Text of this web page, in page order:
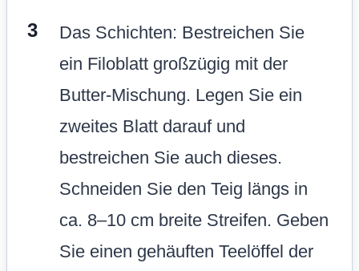
Das Schichten: Bestreichen Sie
ein Filoblatt großzügig mit der
Butter-Mischung. Legen Sie ein
zweites Blatt darauf und
bestreichen Sie auch dieses.
Schneiden Sie den Teig längs in
ca. 8–10 cm breite Streifen. Geben
Sie einen gehäuften Teelöffel der